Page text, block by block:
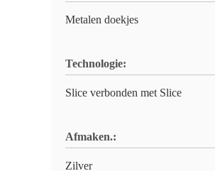
Metalen doekjes
Technologie:
Slice verbonden met Slice
Afmaken.:
Zilver